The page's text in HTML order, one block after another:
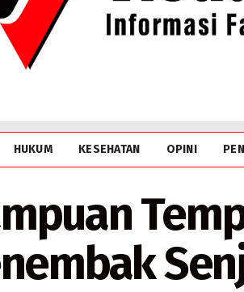
HUKUM KESEHATAN OPINI